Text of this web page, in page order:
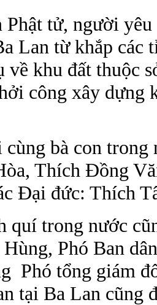
tử, người
Lan từ khắp các
khu đất thuộc
công xây dựng
bà con trong
Thích Đồng
Đại đức: Thích
quí trong nước
Phó Ban
Phó tổng giám
tại Ba Lan cũng